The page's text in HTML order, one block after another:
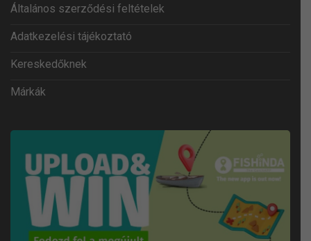
Általános szerződési feltételek
Adatkezelési tájékoztató
Kereskedőknek
Márkák